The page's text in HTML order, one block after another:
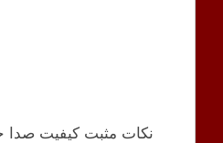
نکات مثبت کیفیت صدا